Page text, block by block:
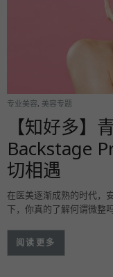
专业美容, 美容专题
【知好多】
Backstage
切相遇
在医美逐渐成熟的时代，
下，你真的了解何谓微整吗
阅读更多